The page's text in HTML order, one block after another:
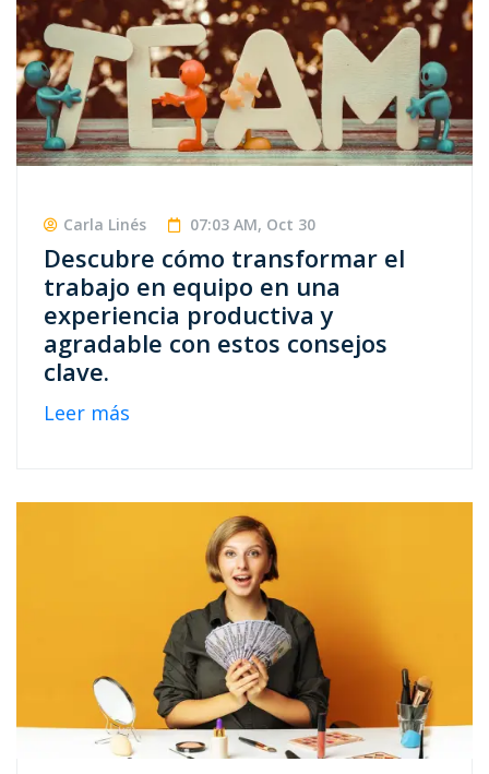
Carla Linés 07:03 AM, Oct 30
Descubre cómo transformar el
trabajo en equipo en una
experiencia productiva y
agradable con estos consejos
clave.
Leer más